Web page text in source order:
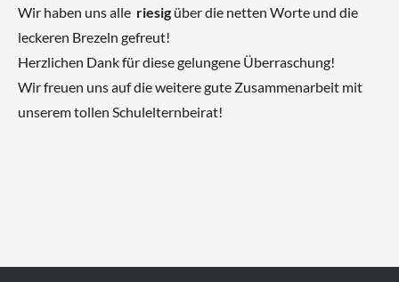
Wir haben uns alle riesig über die netten Worte und die
leckeren Brezeln gefreut!
Herzlichen Dank für diese gelungene Überraschung!
Wir freuen uns auf die weitere gute Zusammenarbeit mit
unserem tollen Schulelternbeirat!